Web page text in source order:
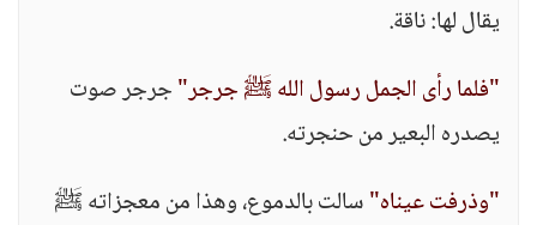
يقال لها: ناقة.
"فلما رأى الجمل رسول الله ﷺ جرجر"جرجر صوت
يصدره البعير من حنجرته.
"وذرفت عيناه"سالت بالدموع، وهذا من معجزاته ﷺ